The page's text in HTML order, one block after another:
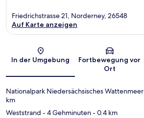
Karte
Friedrichstrasse 21, Norderney, 26548
Auf Karte anzeigen
In der Umgebung
Fortbewegung vor
Ort
Nationalpark Niedersächsisches Wattenmeer
km
Weststrand - 4 Gehminuten- 0.4 km